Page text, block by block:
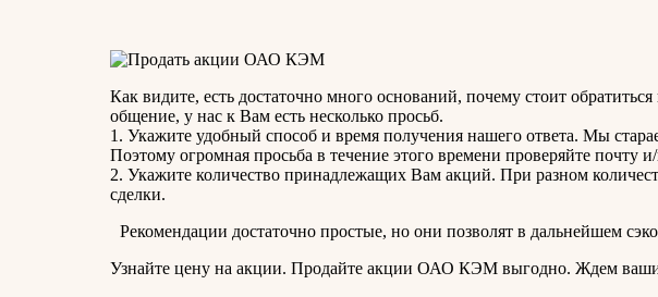
Как видите, есть достаточно много оснований, почему стоит
общение, у нас к Вам есть несколько просьб.
1. Укажите удобный способ и время получения нашего ответа. Мы
Поэтому огромная просьба в течение этого времени проверяйте почту
2. Укажите количество принадлежащих Вам акций. При разном
сделки.
Рекомендации достаточно простые, но они позволят в дальнейшем
Узнайте цену на акции. Продайте акции ОАО КЭМ выгодно. Ждем